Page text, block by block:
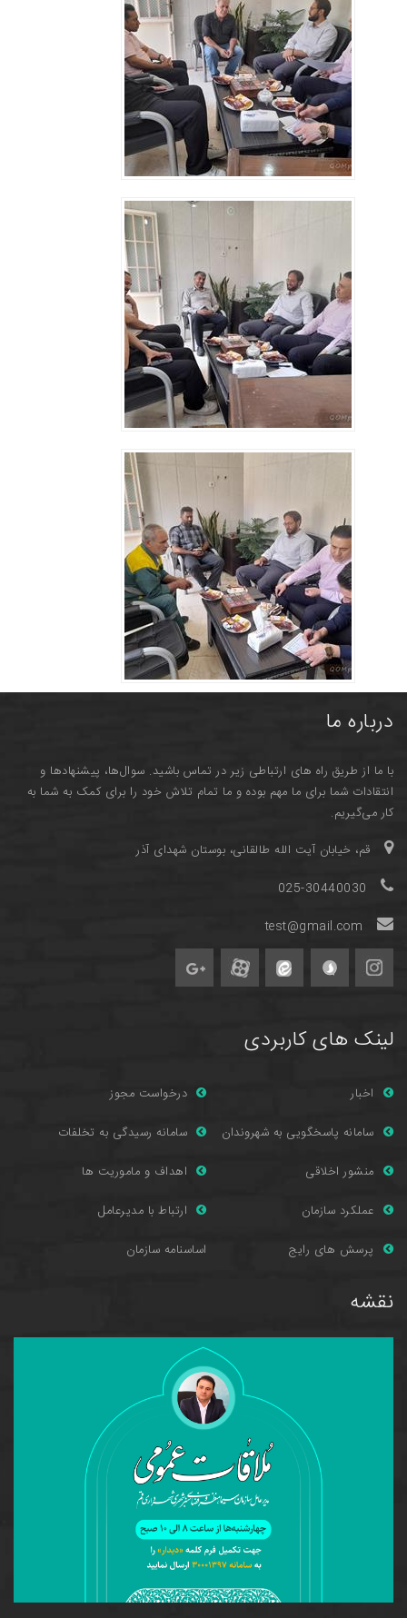
درباره ما
با ما از طریق راه های ارتباطی زیر در تماس باشید. سوال‌ها، پیشنهادها و
انتقادات شما برای ما مهم بوده و ما تمام تلاش خود را برای کمک به شما به
کار می‌گیریم.
قم، خیابان آیت الله طالقانی، بوستان شهدای آذر
025-30440030
test@gmail.com
لینک های کاربردی
اخبار
درخواست مجوز
سامانه پاسخگویی به شهروندان
سامانه رسیدگی به تخلفات
منشور اخلاقی
اهداف و ماموریت ها
عملکرد سازمان
ارتباط با مدیرعامل
پرسش های رایج اساسنامه سازمان
نقشه